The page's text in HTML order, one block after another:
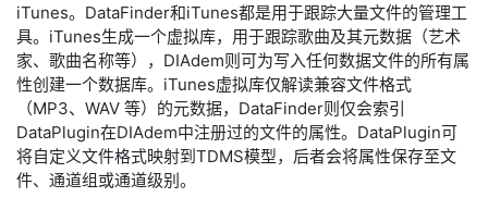
iTunes。DataFinder和iTunes都是用于跟踪大量文件的管理工
具。iTunes生成一个虚拟库，用于跟踪歌曲及其元数据（艺术
家、歌曲名称等），DIAdem则可为写入任何数据文件的所有属
性创建一个数据库。iTunes虚拟库仅解读兼容文件格式
（MP3、WAV 等）的元数据，DataFinder则仅会索引
DataPlugin在DIAdem中注册过的文件的属性。DataPlugin可
将自定义文件格式映射到TDMS模型，后者会将属性保存至文
件、通道组或通道级别。